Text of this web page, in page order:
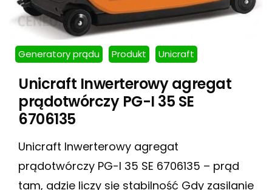
Generatory prądu Produkt Unicraft
Unicraft Inwerterowy agregat
prądotwórczy PG-I 35 SE
6706135
Unicraft Inwerterowy agregat
prądotwórczy PG-I 35 SE 6706135 – prąd
tam, gdzie liczy się stabilność Gdy zasilanie